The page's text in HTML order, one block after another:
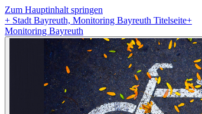
Zum Hauptinhalt springen
+ Stadt Bayreuth, Monitoring Bayreuth Titelseite+
Monitoring Bayreuth